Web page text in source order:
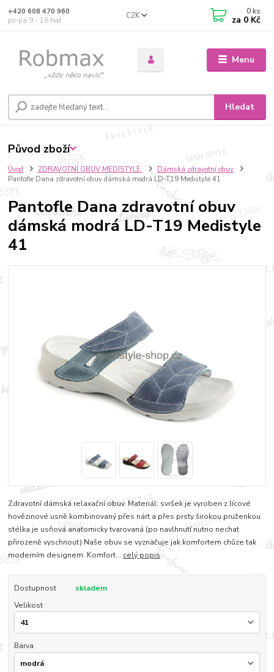
Menu
CZK
Hledat
+420 608 470 960
po-pá 9 - 16 hod.
0 ks
za 0 Kč
Úvod ZDRAVOTNÍ OBUV MEDISTYLE
Dámská zdravotní obuv
Pantofle Dana zdravotní obuv dámská modrá LD-T19 Medistyle 41
Pantofle Dana zdravotní obuv
dámská modrá LD-T19 Medistyle
41
Zdravotní dámská relaxační obuv. Materiál: svršek je vyroben z lícové
hovězinové usně kombinovaný přes nárt a přes prsty širokou pruženkou
stélka je usňová anatomicky tvarovaná (po navlhnutí nutno nechat
přirozeně vyschnout) Naše obuv se vyznačuje jak komfortem chůze tak
moderním designem. Komfort... celý popis
Dostupnost
skladem
Velikost
Barva
Původ zboží